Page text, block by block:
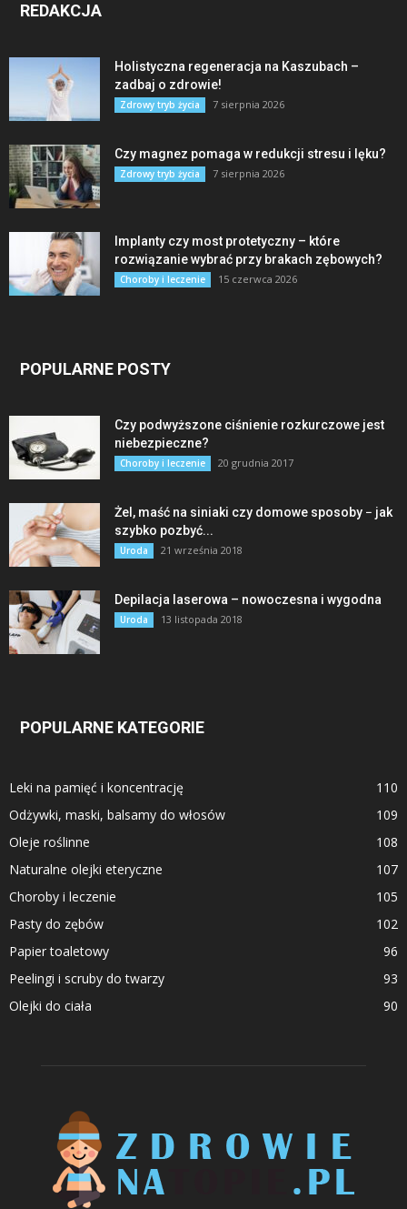
REDAKCJA
Holistyczna regeneracja na Kaszubach –
zadbaj o zdrowie!
Zdrowy tryb życia 7 sierpnia 2026
Czy magnez pomaga w redukcji stresu i lęku?
Zdrowy tryb życia 7 sierpnia 2026
Implanty czy most protetyczny – które
rozwiązanie wybrać przy brakach zębowych?
Choroby i leczenie 15 czerwca 2026
POPULARNE POSTY
Czy podwyższone ciśnienie rozkurczowe jest
niebezpieczne?
Choroby i leczenie 20 grudnia 2017
Żel, maść na siniaki czy domowe sposoby − jak
szybko pozbyć...
Uroda 21 września 2018
Depilacja laserowa – nowoczesna i wygodna
Uroda 13 listopada 2018
POPULARNE KATEGORIE
Leki na pamięć i koncentrację
110
Odżywki, maski, balsamy do włosów
109
Oleje roślinne
108
Naturalne olejki eteryczne
107
Choroby i leczenie
105
Pasty do zębów
102
Papier toaletowy
96
Peelingi i scruby do twarzy
93
Olejki do ciała
90